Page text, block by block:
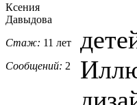
Ксения
Давыдова
Стаж: 11 лет
Сообщений: 2